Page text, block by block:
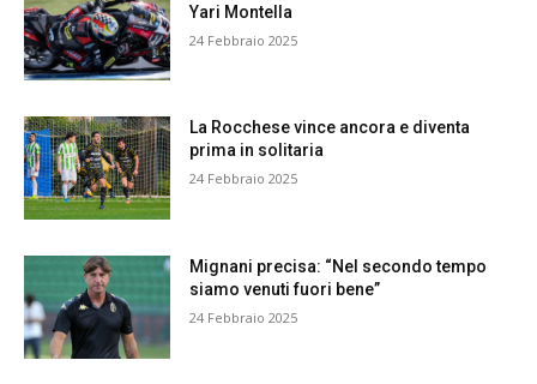
Yari Montella
24 Febbraio 2025
La Rocchese vince ancora e diventa
prima in solitaria
24 Febbraio 2025
Mignani precisa: “Nel secondo tempo
siamo venuti fuori bene”
24 Febbraio 2025